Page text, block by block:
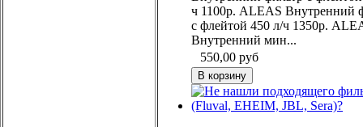
ч 1100р. ALEAS Внутренний
с флейтой 450 л/ч 1350р.
Внутренний мин...
550,00 руб